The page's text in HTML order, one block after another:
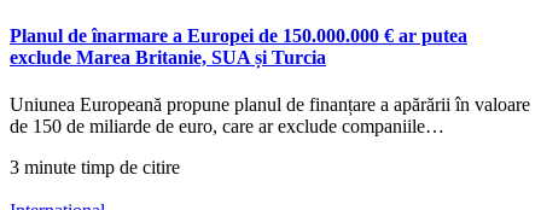
Planul de înarmare a Europei de 150.000.000 € ar putea
exclude Marea Britanie, SUA și Turcia
Uniunea Europeană propune planul de finanțare a apărării în valoare
de 150 de miliarde de euro, care ar exclude companiile…
3 minute timp de citire